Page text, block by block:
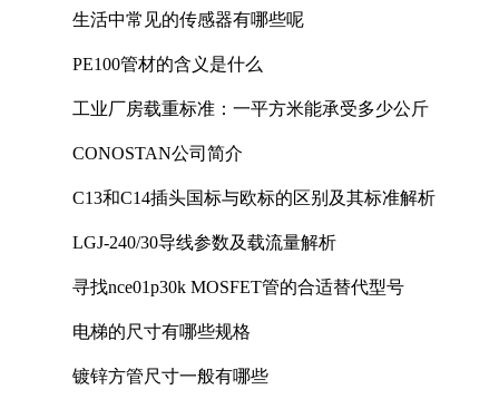
生活中常见的传感器有哪些呢
PE100管材的含义是什么
工业厂房载重标准：一平方米能承受多少公斤
CONOSTAN公司简介
C13和C14插头国标与欧标的区别及其标准解析
LGJ-240/30导线参数及载流量解析
寻找nce01p30k MOSFET管的合适替代型号
电梯的尺寸有哪些规格
镀锌方管尺寸一般有哪些